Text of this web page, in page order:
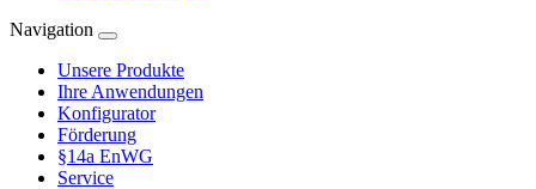
Navigation
Unsere Produkte
Ihre Anwendungen
Konfigurator
Förderung
§14a EnWG
Service